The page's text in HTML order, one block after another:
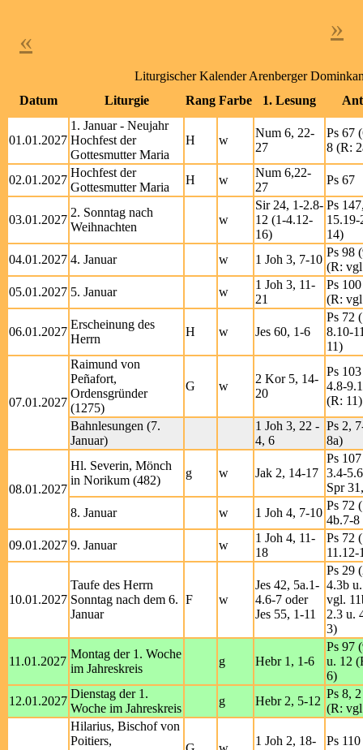
« »
Liturgischer Kalender Arenberger
Datum
Liturgie Rang Farbe 1. Lesung
01.01.2027
1. Januar - Neujahr
Hochfest der
Gottesmutter Maria
H w
Num 6, 22-
27
Ps 67
8 (R:
02.01.2027
Hochfest der
Gottesmutter Maria
H w
Num 6,22-
27
Ps 67
03.01.2027
2. Sonntag nach
Weihnachten
w
Sir 24, 1-2.8-
12 (1-4.12-
16)
Ps
15.19-
14)
04.01.2027 4. Januar w 1 Joh 3, 7-10
Ps 98
(R:
05.01.2027 5. Januar w
1 Joh 3, 11-
21
Ps
(R:
06.01.2027
Erscheinung des
Herrn
H w Jes 60, 1-6
Ps 72
8.10-
11)
07.01.2027
Raimund von
Peñafort,
Ordensgründer
(1275)
G w
2 Kor 5, 14-
20
Ps
4.8-
(R: 11)
Bahnlesungen (7.
Januar)
1 Joh 3, 22 -
4, 6
Ps 2,
8a)
08.01.2027
Hl. Severin, Mönch
in Norikum (482)
g w Jak 2, 14-17
Ps
3.4-
Spr
8. Januar
w 1 Joh 4, 7-10
Ps 72
4b.7-8
09.01.2027 9. Januar w
1 Joh 4, 11-
18
Ps 72
11.12-
10.01.2027
Taufe des Herrn
Sonntag nach dem 6.
Januar
F w
Jes 42, 5a.1-
4.6-7 oder
Jes 55, 1-11
Ps 29
4.3b
vgl.
2.3 u.
3)
11.01.2027
Montag der 1. Woche
im Jahreskreis
g Hebr 1, 1-6
Ps 97
u. 12
6)
12.01.2027
Dienstag der 1.
Woche im Jahreskreis
g Hebr 2, 5-12
Ps 8,
(R:
Hilarius, Bischof von
Poitiers,
1 Joh 2, 18-
Ps